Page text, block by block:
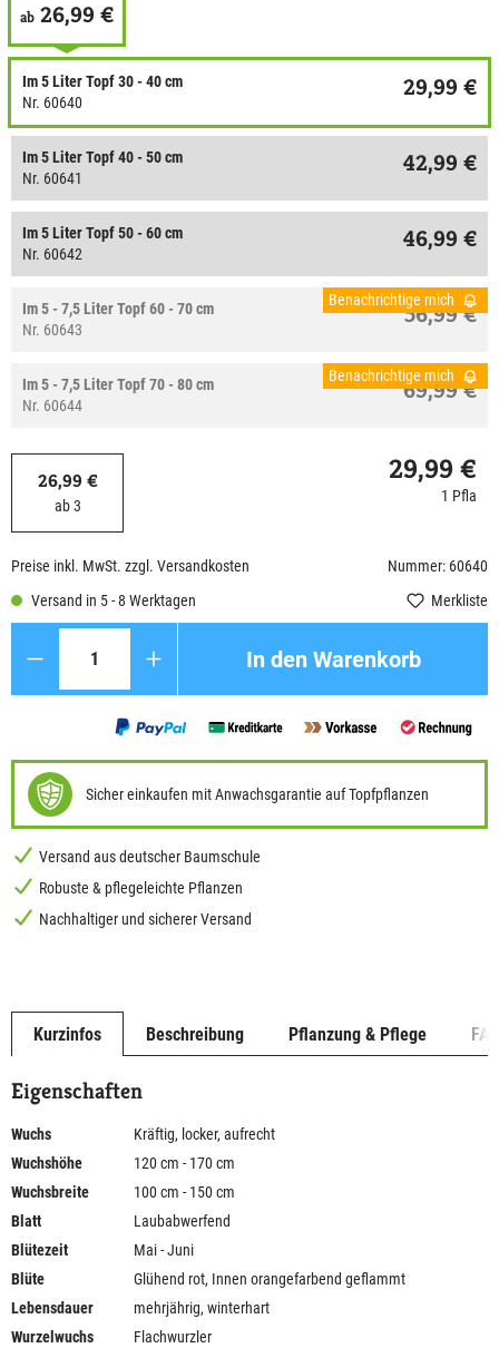
ab 26,99 €
Im 5 Liter Topf 30 - 40 cm
Nr. 60640
29,99 €
Im 5 Liter Topf 40 - 50 cm
Nr. 60641
42,99 €
Im 5 Liter Topf 50 - 60 cm
Nr. 60642
46,99 €
Benachrichtige mich
Im 5 - 7,5 Liter Topf 60 - 70 cm
Nr. 60643
56,99 €
Benachrichtige mich
Im 5 - 7,5 Liter Topf 70 - 80 cm
Nr. 60644
69,99 €
26,99 €
ab 3
29,99 €
1 Pfla
Preise inkl. MwSt. zzgl. Versandkosten
Nummer: 60640
Versand in 5 - 8 Werktagen
Merkliste
In den Warenkorb
Sicher einkaufen mit Anwachsgarantie auf Topfpflanzen
Versand aus deutscher Baumschule
Robuste & pflegeleichte Pflanzen
Nachhaltiger und sicherer Versand
Kurzinfos Beschreibung Pflanzung & Pflege
Eigenschaften
Wuchs
Kräftig, locker, aufrecht
Wuchshöhe
120 cm - 170 cm
Wuchsbreite
100 cm - 150 cm
Blatt
Laubabwerfend
Blütezeit
Mai - Juni
Blüte
Glühend rot, Innen orangefarbend geflammt
Lebensdauer
mehrjährig, winterhart
Wurzelwuchs
Flachwurzler